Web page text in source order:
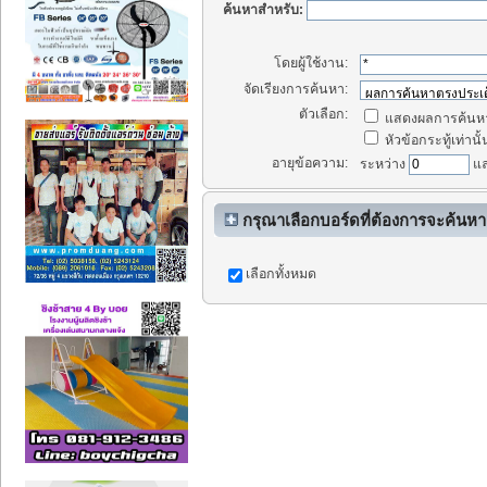
ค้นหาสำหรับ:
โดยผู้ใช้งาน:
จัดเรียงการค้นหา:
ตัวเลือก:
แสดงผลการค้น
หัวข้อกระทู้เท่านั้
อายุข้อความ:
ระหว่าง แ
กรุณาเลือกบอร์ดที่ต้องการจะค้นห
เลือกทั้งหมด